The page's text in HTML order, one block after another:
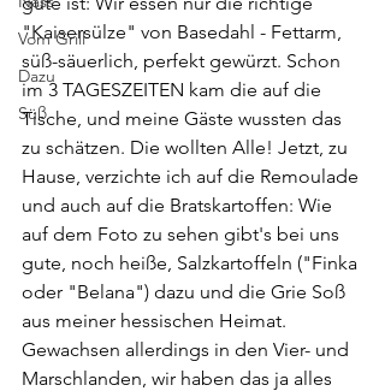
Vom Grill
Dazu
Süß
"Kaisersülze" von Basedahl - Fettarm,
süß-säuerlich, perfekt gewürzt. Schon
im 3 TAGESZEITEN kam die auf die
Tische, und meine Gäste wussten das
zu schätzen. Die wollten Alle! Jetzt, zu
Hause, verzichte ich auf die Remoulade
und auch auf die Bratskartoffen: Wie
auf dem Foto zu sehen gibt's bei uns
gute, noch heiße, Salzkartoffeln ("Finka
oder "Belana") dazu und die Grie Soß
aus meiner hessischen Heimat.
Gewachsen allerdings in den Vier- und
Marschlanden, wir haben das ja alles